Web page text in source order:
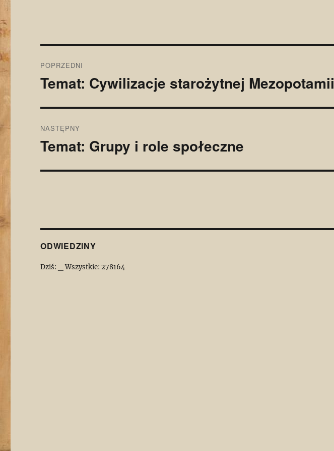
wpisu
POPRZEDNI
Poprzedni
Temat: Cywilizacje starożytnej Mezopotamii
NASTĘPNY
Następny
Temat: Grupy i role społeczne
ODWIEDZINY
Dziś: Wszystkie:278164